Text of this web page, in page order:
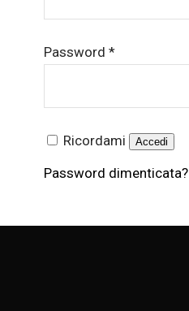
Password *Richiesto
Ricordami Accedi
Password dimenticata?